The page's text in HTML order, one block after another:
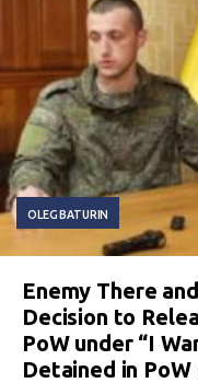
OLEG BATURIN
Enemy There
Decision to
PoW under “I
Detained in PoW